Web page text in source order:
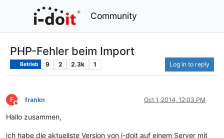
Community
PHP-Fehler beim Import
Betrieb 9 2 2.3k 1 Log in to reply
F
Offline
frankn Oct 1, 2014, 12:03 PM
Hallo zusammen,
ich habe die aktuellste Version von i-doit auf einem Server mit